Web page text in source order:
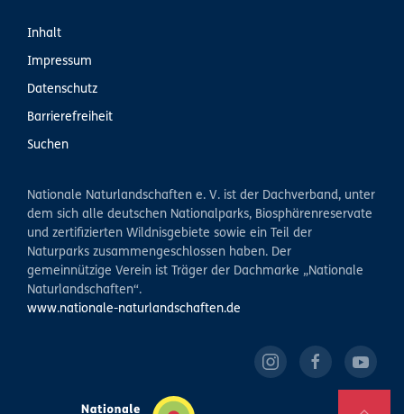
Inhalt
Impressum
Datenschutz
Barrierefreiheit
Suchen
Nationale Naturlandschaften e. V. ist der Dachverband, unter
dem sich alle deutschen Nationalparks, Biosphärenreservate
und zertifizierten Wildnisgebiete sowie ein Teil der
Naturparks zusammengeschlossen haben. Der
gemeinnützige Verein ist Träger der Dachmarke „Nationale
Naturlandschaften“.
www.nationale-naturlandschaften.de